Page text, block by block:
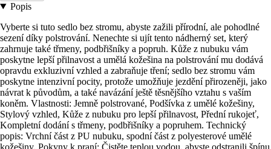
Popis
Vyberte si tuto sedlo bez stromu, abyste zažili přírodní, ale pohodlné
sezení díky polstrování. Nenechte si ujít tento nádherný set, který
zahrnuje také třmeny, podbřišníky a popruh. Kůže z nubuku vám
poskytne lepší přilnavost a umělá kožešina na polstrování mu dodává
opravdu exkluzivní vzhled a zabraňuje tření; sedlo bez stromu vám
poskytne intenzivní pocity, protože umožňuje jezdění přirozeněji, jako
návrat k původům, a také navázání ještě těsnějšího vztahu s vaším
koněm. Vlastnosti: Jemně polstrované, Podšívka z umělé kožešiny,
Stylový vzhled, Kůže z nubuku pro lepší přilnavost, Přední rukojeť,
Kompletní dodání s třmeny, podbřišníky a popruhem. Technický
popis: Vrchní část z PU nubuku, spodní část z polyesterové umělé
kožešiny. Pokyny k praní: Čistěte teplou vodou, abyste odstranili špínu